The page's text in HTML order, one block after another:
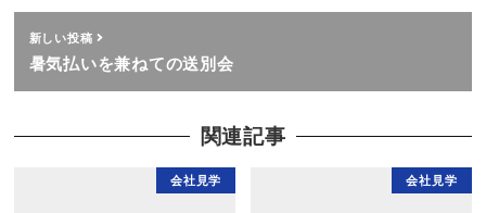
新しい投稿
暑気払いを兼ねての送別会
関連記事
会社見学 会社見学